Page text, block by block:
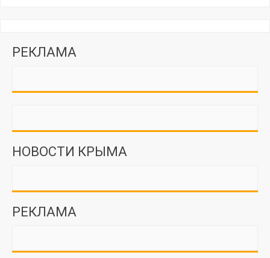
РЕКЛАМА
НОВОСТИ КРЫМА
РЕКЛАМА